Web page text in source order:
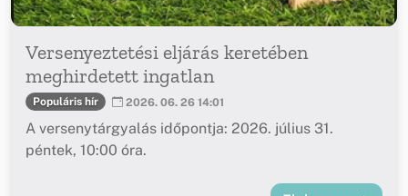
Versenyeztetési eljárás keretében
meghirdetett ingatlan
Populáris hír 2026. 06. 26 14:01
A versenytárgyalás időpontja: 2026. július 31.
péntek, 10:00 óra.